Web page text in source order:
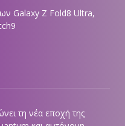
Galaxy Z Fold8 Ultra,
τη νέα εποχή της